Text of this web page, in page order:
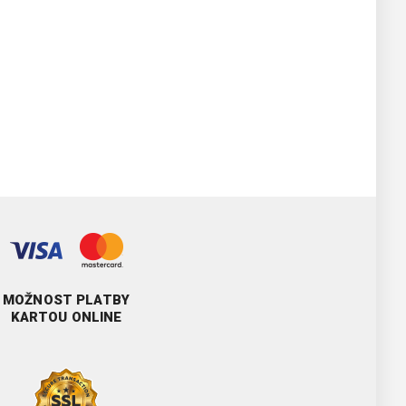
MOŽNOST PLATBY
KARTOU ONLINE